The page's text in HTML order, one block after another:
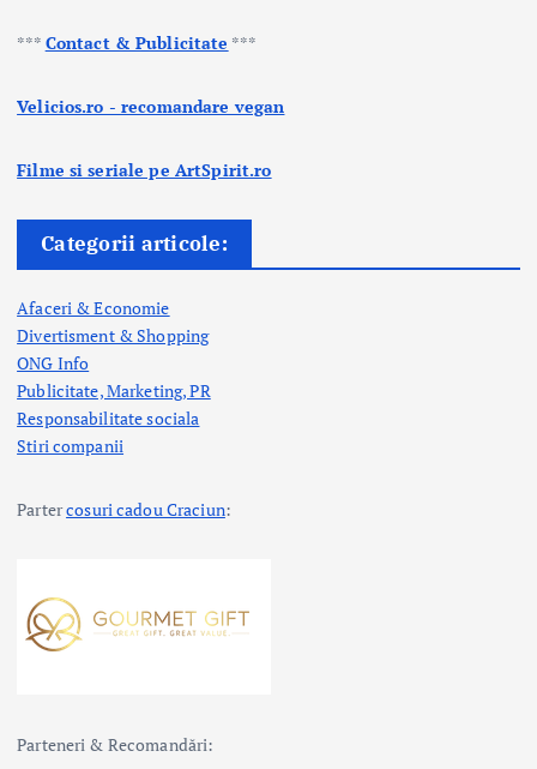
*** Contact & Publicitate ***
Velicios.ro - recomandare vegan
Filme si seriale pe ArtSpirit.ro
Categorii articole:
Afaceri & Economie
Divertisment & Shopping
ONG Info
Publicitate, Marketing, PR
Responsabilitate sociala
Stiri companii
Partercosuri cadou Craciun:
Parteneri & Recomandări: